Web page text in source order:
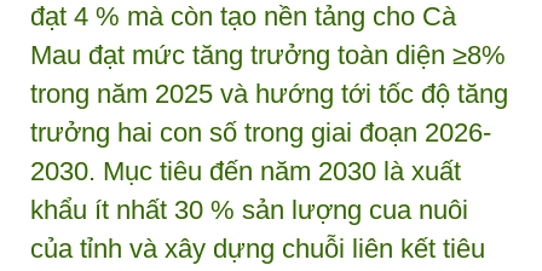
đạt 4 % mà còn tạo nền tảng cho Cà
Mau đạt mức tăng trưởng toàn diện ≥8%
trong năm 2025 và hướng tới tốc độ tăng
trưởng hai con số trong giai đoạn 2026-
2030. Mục tiêu đến năm 2030 là xuất
khẩu ít nhất 30 % sản lượng cua nuôi
của tỉnh và xây dựng chuỗi liên kết tiêu